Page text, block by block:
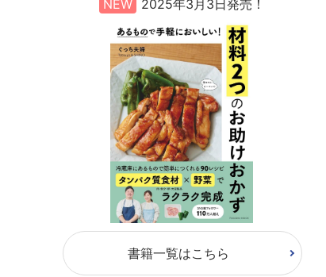
NEW 2025年3月3日発売！
書籍一覧はこちら